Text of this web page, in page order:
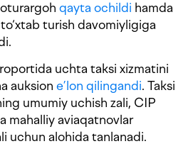
qayta ochildi hamda
turish davomiyligiga
uchta taksi xizmatini
auksion e’lon qilingandi. Taksi
umumiy uchish zali, CIP
mahalliy aviaqatnovlar
uchun alohida tanlanadi.